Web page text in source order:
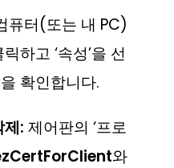
퓨터(또는 내 PC)
하고 ‘속성’을 선
확인합니다.
제: 제어판의 ‘프로
와